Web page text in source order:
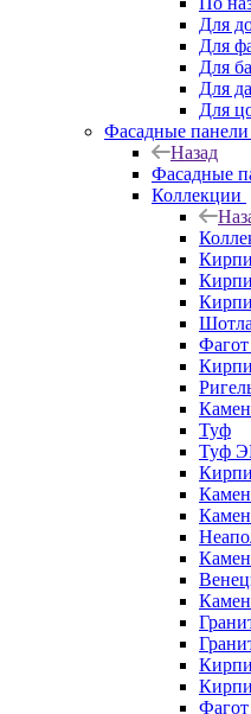
Для
Для
Для
Для
Для
Фасадные панели
Назад
Фасадные
Коллекции
Туф
Туф
Фагот